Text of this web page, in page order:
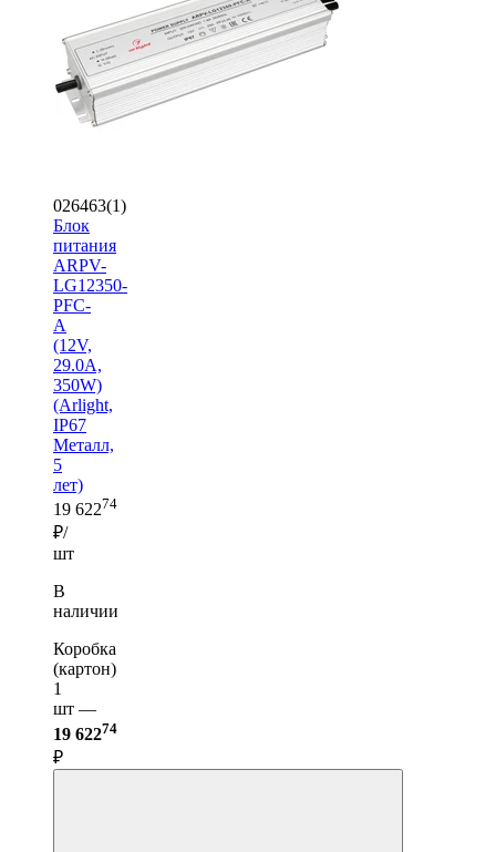
026463(1)
Блок
питания
ARPV-
LG12350-
PFC-
A
(12V,
29.0A,
350W)
(Arlight,
IP67
Металл,
5
лет)
19 62274
₽/
шт
В
наличии
Коробка
(картон)
1
шт —
19 62274
₽